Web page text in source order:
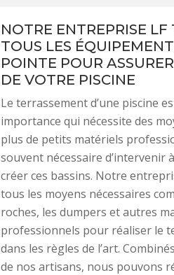
NOTRE ENTREPRISE
TOUS LES
POINTE POUR
DE VOTRE PISCINE
Le terrassement d’une piscine
importance qui nécessite des
plus de petits matériels
souvent nécessaire d’intervenir
créer ces bassins. Notre
tous les moyens nécessaires
roches, les dumpers et autres
professionnels pour réaliser le
dans les règles de l’art.
de nos artisans, nous pouvons